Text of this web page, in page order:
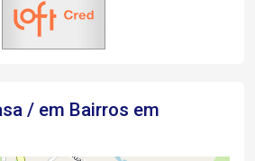
/ em Bairros em